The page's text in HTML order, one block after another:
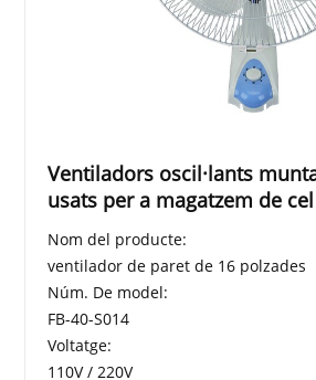
Ventiladors oscil·lants
usats per a magatzem de
Nom del producte:
ventilador de paret de 16 polzades
Núm. De model:
FB-40-S014
Voltatge:
110V / 220V